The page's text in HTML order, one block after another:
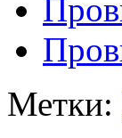
Метки: